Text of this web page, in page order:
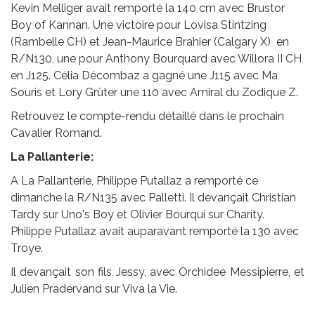
Kevin Melliger avait remporté la 140 cm avec Brustor
Boy of Kannan. Une victoire pour Lovisa Stintzing
(Rambelle CH) et Jean-Maurice Brahier (Calgary X) en
R/N130, une pour Anthony Bourquard avec Willora II CH
en J125. Célia Décombaz a gagné une J115 avec Ma
Souris et Lory Grüter une 110 avec Amiral du Zodique Z.
Retrouvez le compte-rendu détaillé dans le prochain
Cavalier Romand.
La Pallanterie:
A La Pallanterie, Philippe Putallaz a remporté ce
dimanche la R/N135 avec Palletti. Il devançait Christian
Tardy sur Uno's Boy et Olivier Bourqui sur Charity.
Philippe Putallaz avait auparavant remporté la 130 avec
Troye.
Il devançait son fils Jessy, avec Orchidee Messipierre, et
Julien Pradervand sur Viva la Vie.